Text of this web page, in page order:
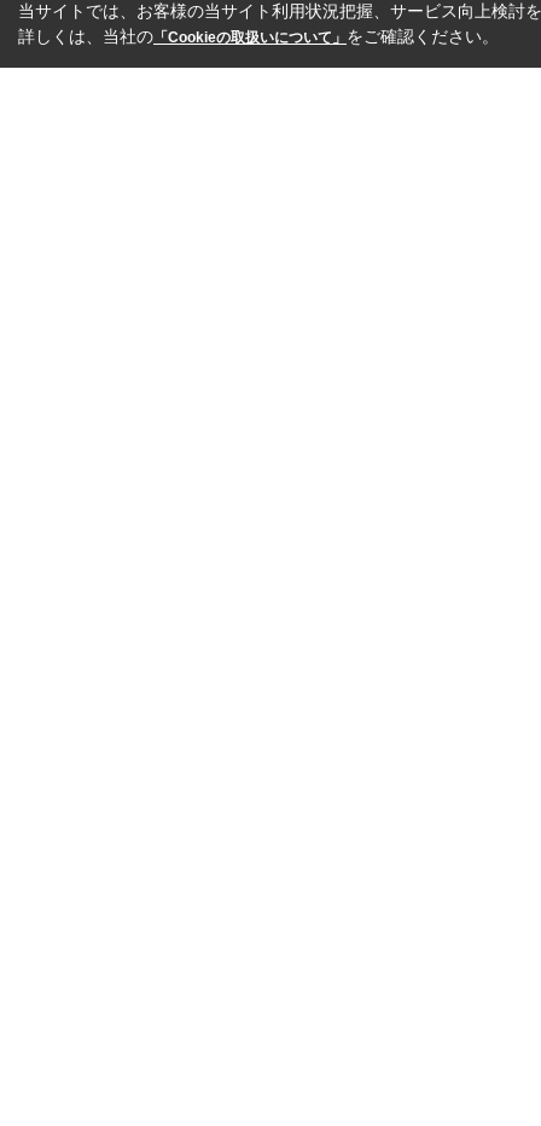
当サイトでは、お客様の当サイト利用状況把握、サービス向上検討
詳しくは、当社の 「Cookieの取扱いについて」 をご確認ください。